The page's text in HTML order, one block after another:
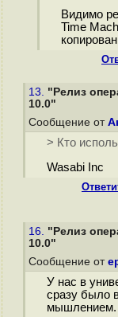
Видимо
Time
13. "Релиз
10.0"
Сообщение от
> Кто
Wasabi Inc
16. "Релиз
10.0"
Сообщение от
У нас в
сразу было
мышлением.